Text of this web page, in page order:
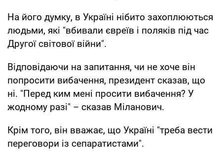
На його думку, в Україні нібито захоплюються
людьми, які "вбивали євреїв і поляків під час
Другої світової війни".
Відповідаючи на запитання, чи не хоче він
попросити вибачення, президент сказав, що
ні. "Перед ким мені просити вибачення? У
жодному разі" – сказав Міланович.
Крім того, він вважає, що Україні "треба вести
переговори із сепаратистами".